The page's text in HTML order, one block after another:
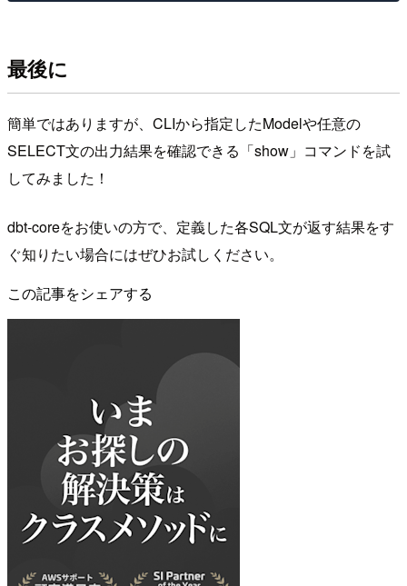
最後に
簡単ではありますが、CLIから指定したModelや任意の
SELECT文の出力結果を確認できる「show」コマンドを試
してみました！
dbt-coreをお使いの方で、定義した各SQL文が返す結果をす
ぐ知りたい場合にはぜひお試しください。
この記事をシェアする